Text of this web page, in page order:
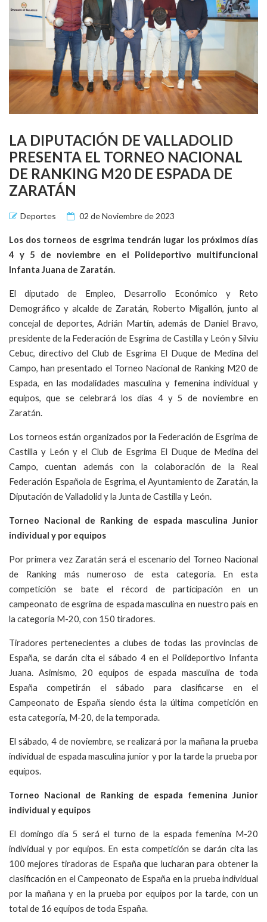
LA DIPUTACIÓN DE VALLADOLID
PRESENTA EL TORNEO NACIONAL
DE RANKING M20 DE ESPADA DE
ZARATÁN
Deportes 02 de Noviembre de 2023
Los dos torneos de esgrima tendrán lugar los próximos días
4 y 5 de noviembre en el Polideportivo multifuncional
Infanta Juana de Zaratán.
El diputado de Empleo, Desarrollo Económico y Reto
Demográfico y alcalde de Zaratán, Roberto Migallón, junto al
concejal de deportes, Adrián Martín, además de Daniel Bravo,
presidente de la Federación de Esgrima de Castilla y León y Silviu
Cebuc, directivo del Club de Esgrima El Duque de Medina del
Campo, han presentado el Torneo Nacional de Ranking M20 de
Espada, en las modalidades masculina y femenina individual y
equipos, que se celebrará los días 4 y 5 de noviembre en
Zaratán.
Los torneos están organizados por la Federación de Esgrima de
Castilla y León y el Club de Esgrima El Duque de Medina del
Campo, cuentan además con la colaboración de la Real
Federación Española de Esgrima, el Ayuntamiento de Zaratán, la
Diputación de Valladolid y la Junta de Castilla y León.
Torneo Nacional de Ranking de espada masculina Junior
individual y por equipos
Por primera vez Zaratán será el escenario del Torneo Nacional
de Ranking más numeroso de esta categoría. En esta
competición se bate el récord de participación en un
campeonato de esgrima de espada masculina en nuestro país en
la categoría M-20, con 150 tiradores.
Tiradores pertenecientes a clubes de todas las provincias de
España, se darán cita el sábado 4 en el Polideportivo Infanta
Juana. Asimismo, 20 equipos de espada masculina de toda
España competirán el sábado para clasificarse en el
Campeonato de España siendo ésta la última competición en
esta categoría, M-20, de la temporada.
El sábado, 4 de noviembre, se realizará por la mañana la prueba
individual de espada masculina junior y por la tarde la prueba por
equipos.
Torneo Nacional de Ranking de espada femenina Junior
individual y equipos
El domingo día 5 será el turno de la espada femenina M-20
individual y por equipos. En esta competición se darán cita las
100 mejores tiradoras de España que lucharan para obtener la
clasificación en el Campeonato de España en la prueba individual
por la mañana y en la prueba por equipos por la tarde, con un
total de 16 equipos de toda España.